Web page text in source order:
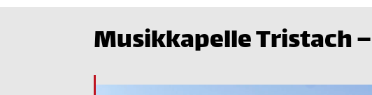
Musikkapelle Tristach